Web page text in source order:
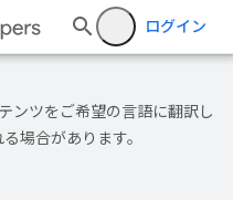
ログイン
ンツをご希望の言語に翻訳し
場合があります。